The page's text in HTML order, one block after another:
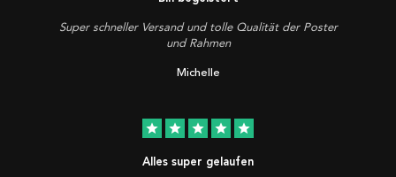
Super schneller Versand und tolle Qualität der Poster
und Rahmen
Michelle
star star star star star
Alles super gelaufen